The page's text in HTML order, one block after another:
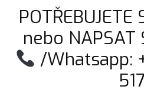
POTŘEBUJETE
nebo NAPSAT
/Whatsapp:
517